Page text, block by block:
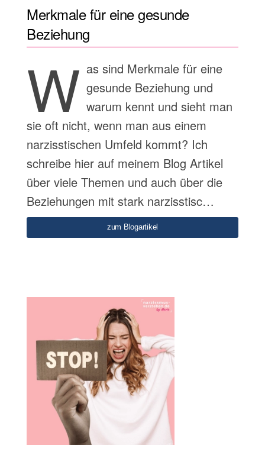
Merkmale für eine gesunde
Beziehung
W as sind Merkmale für eine
gesunde Beziehung und
warum kennt und sieht man
sie oft nicht, wenn man aus einem
narzisstischen Umfeld kommt? Ich
schreibe hier auf meinem Blog Artikel
über viele Themen und auch über die
Beziehungen mit stark narzisstisc…
zum Blogartikel